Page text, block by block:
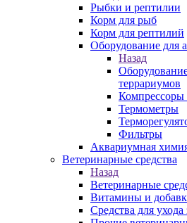
Рыбки и рептилии
Корм для рыб
Корм для рептилий
Оборудование для
Назад
террариумов
Термометры
Фильтры
Аквариумная
Ветеринарные средства
Назад
Ветеринарные
Витамины и
Средства для ухода